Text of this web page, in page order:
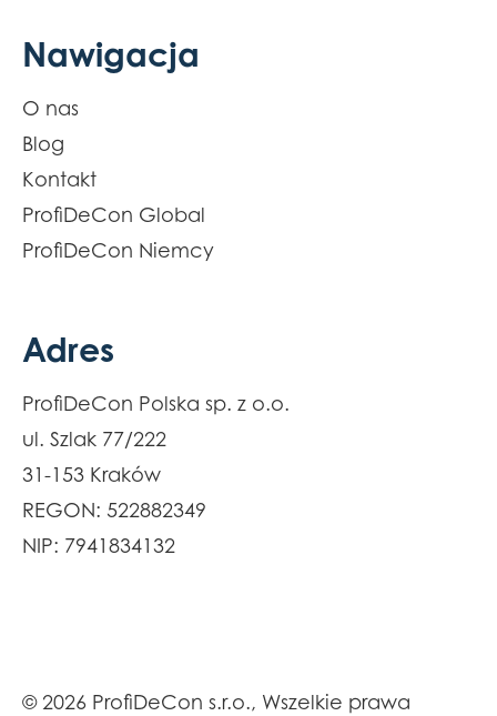
Nawigacja
O nas
Blog
Kontakt
ProfiDeCon Global
ProfiDeCon Niemcy
Adres
ProfiDeCon Polska sp. z o.o.
ul. Szlak 77/222
31-153 Kraków
REGON: 522882349
NIP: 7941834132
© 2026 ProfiDeCon s.r.o., Wszelkie prawa